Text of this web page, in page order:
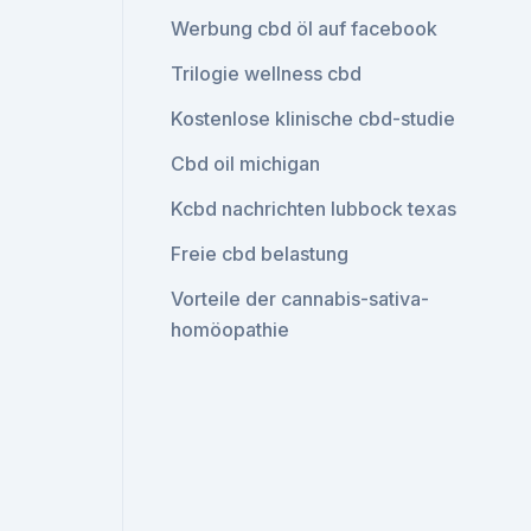
Werbung cbd öl auf facebook
Trilogie wellness cbd
Kostenlose klinische cbd-studie
Cbd oil michigan
Kcbd nachrichten lubbock texas
Freie cbd belastung
Vorteile der cannabis-sativa-
homöopathie